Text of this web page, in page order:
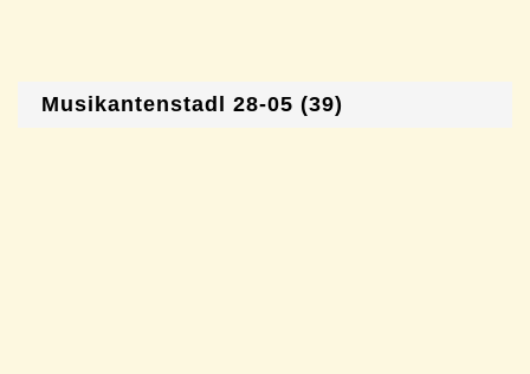
Musikantenstadl 28-05 (39)